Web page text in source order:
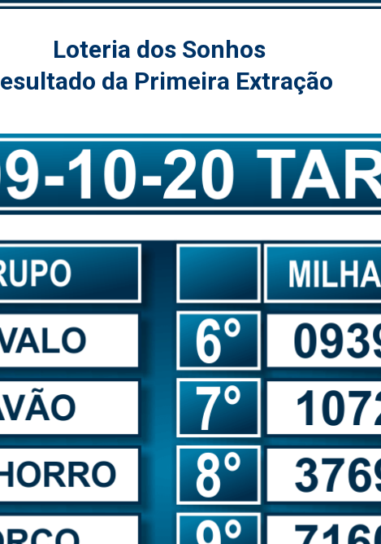
Loteria dos Sonhos
da Primeira Extração